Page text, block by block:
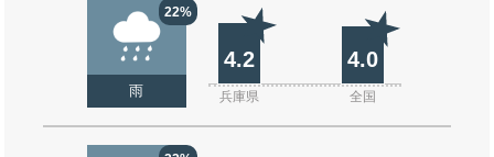
22%
雨
4.2 4.0
兵庫県 全国